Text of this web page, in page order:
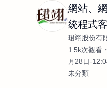
網站、
統程式
發
珺翊股份有
1.5k次觀看
月28日-
未分類